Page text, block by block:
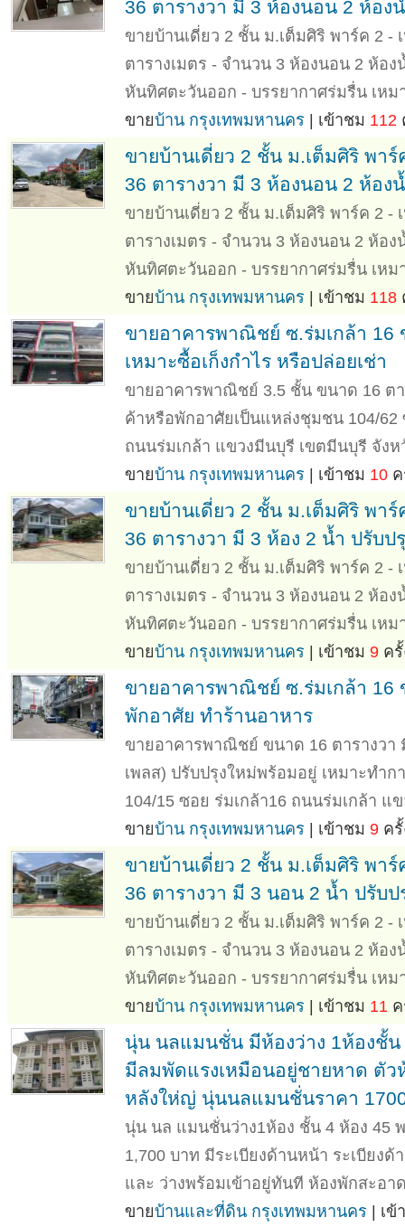
36 ตารางวา มี 3 ห้องนอน 2 ห้อง
ขายบ้านเดี่ยว 2 ชั้น ม.เต็มศิริ พาร์ค 2 -
ตารางเมตร - จำนวน 3 ห้องนอน 2 ห้อ
หันทิศตะวันออก - บรรยากาศร่มรื่น เหม
ขายบ้าน กรุงเทพมหานคร | เข้าชม 112
ขายบ้านเดี่ยว 2 ชั้น ม.เต็มศิริ พา
36 ตารางวา มี 3 ห้องนอน 2 ห้อง
ขายบ้านเดี่ยว 2 ชั้น ม.เต็มศิริ พาร์ค 2 -
ตารางเมตร - จำนวน 3 ห้องนอน 2 ห้อ
หันทิศตะวันออก - บรรยากาศร่มรื่น เหม
ขายบ้าน กรุงเทพมหานคร | เข้าชม 118
ขายอาคารพาณิชย์ ซ.ร่มเกล้า 16
เหมาะซื้อเก็งกำไร หรือปล่อยเช่า
ขายอาคารพาณิชย์ 3.5 ชั้น ขนาด 16 ตา
ค้าหรือพักอาศัยเป็นแหล่งชุมชน 104/62
ถนนร่มเกล้า แขวงมีนบุรี เขตมีนบุรี จังห
ขายบ้าน กรุงเทพมหานคร | เข้าชม 10
ขายบ้านเดี่ยว 2 ชั้น ม.เต็มศิริ พา
36 ตารางวา มี 3 ห้อง 2 น้ำ ปรับป
ขายบ้านเดี่ยว 2 ชั้น ม.เต็มศิริ พาร์ค 2 -
ตารางเมตร - จำนวน 3 ห้องนอน 2 ห้อ
หันทิศตะวันออก - บรรยากาศร่มรื่น เหม
ขายบ้าน กรุงเทพมหานคร | เข้าชม 9 ค
ขายอาคารพาณิชย์ ซ.ร่มเกล้า 16
พักอาศัย ทำร้านอาหาร
ขายอาคารพาณิชย์ ขนาด 16 ตารางวา
เพลส) ปรับปรุงใหม่พร้อมอยู่ เหมาะทำ
104/15 ซอย ร่มเกล้า16 ถนนร่มเกล้า แ
ขายบ้าน กรุงเทพมหานคร | เข้าชม 9 ค
ขายบ้านเดี่ยว 2 ชั้น ม.เต็มศิริ พา
36 ตารางวา มี 3 นอน 2 น้ำ ปรับ
ขายบ้านเดี่ยว 2 ชั้น ม.เต็มศิริ พาร์ค 2 -
ตารางเมตร - จำนวน 3 ห้องนอน 2 ห้อ
หันทิศตะวันออก - บรรยากาศร่มรื่น เหม
ขายบ้าน กรุงเทพมหานคร | เข้าชม 11
นุ่น นลแมนชั่น มีห้องว่าง 1ห้องชั้น
มีลมพัดแรงเหมือนอยู่ชายหาด ตัว
หลังให่ญ่ นุ่นนลแมนชั่นราคา
นุ่น นล แมนชั่นว่าง1ห้อง ชั้น 4 ห้อง 45
1,700 บาท มีระเบียงด้านหน้า ระเบียง
และ ว่างพร้อมเข้าอยู่ทันที ห้องพักสะอ
ขายบ้านและที่ดิน กรุงเทพมหานคร | เ